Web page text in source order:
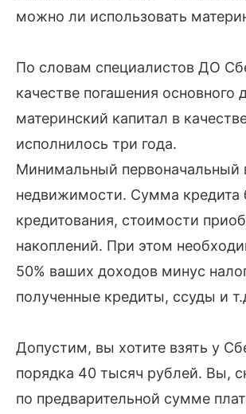
можно ли использовать
По словам специалистов ДО
качестве погашения основного
материнский капитал в
исполнилось три года.
Минимальный первоначальный
недвижимости. Сумма кредита
кредитования, стоимости
накоплений. При этом
50% ваших доходов минус
полученные кредиты, ссуды и
Допустим, вы хотите взять у
порядка 40 тысяч рублей. Вы,
по предварительной сумме